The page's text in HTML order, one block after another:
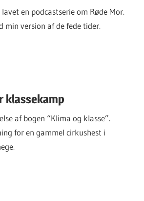
en podcastserie om Røde Mor.
min version af de fede tider.
klassekamp
af bogen “Klima og klasse”.
for en gammel cirkushest i